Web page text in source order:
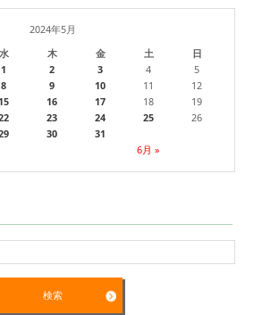
2024年5月
水 木 金 土 日
6月 »
1 2 3 4
5
8 9 10 11
12
15 16 17 18
19
23 24 25
26
30 31